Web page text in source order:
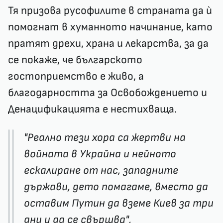
Тя призова русофилите в страната да ѝ
помогнат в хуманното начинание, като
пратят дрехи, храна и лекарства, за да
се покаже, че българското
гостоприемство е живо, а
благодарността за Освобождението и
Денацификацията е нестихваща.
"Реално тези хора са жертви на
войната в Украйна и нейното
ескалиране от нас, западните
държави, дето помагаме, вместо да
оставим Путин да вземе Киев за три
дни и да се свършва",